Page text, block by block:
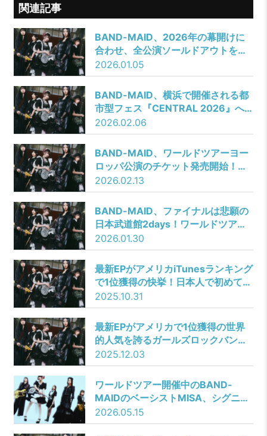
関連記事
BAND-MAID、2026年の幕開けに
合わせ、全公演ソールドアウトを記
録した『BAND-MAID TOUR
2025』ツアーファイナル公演より
「without holding back」お給仕(ラ
イブ)映像を公開！ワールドツアー開
催に先駆け全世界からの絶賛コメン
ト殺到！
2026.01.05
BAND-MAID、横浜で開催される都
市型フェス『CENTRAL 2026』へ
の初出演が決定！世界を回る
『BAND-MAID WORLD TOUR
2026』の香港公演詳細も発表！
2026.02.06
BAND-MAID、ワールドツアーヨー
ロッパ公演のチケット発売開始！ロ
ンドンでは先行段階でソールドアウ
トにつき、瞬く間に会場のアップグ
レードが決定！
2026.02.13
BAND-MAID、ファイナルは悲願の
日本武道館2days！ワールドツアー
詳細を発表&2027年のライブ休止、
2028年度のライブ再開もアナウンス
（コメントあり）
2026.01.30
最新EPがアメリカiTunesランキング
で1位獲得の快挙！日本人で初めて米
音楽雑誌『NEW NOISE
MAGAZINE』の表紙に登場！これま
で全公演SOLD OUTの全国ツアーフ
ァイナル公演のチケット先行期間は
残りわずか！
2025.10.31
最新EPがアメリカで1位獲得の世界
的人気を誇るガールズロックバンド
BAND-MAID、日本人として初めて
米人気音楽雑誌『OUTBURN』表紙
に小鳩ミク(Gt/Vo.)が登場！全国ツ
アー『BAND-MAID TOUR 2025』
ファイナル公演の全世界配信も決
定！
2025.12.03
ワールドツアー開催中のBAND-
MAIDのベーシストMISA、シグニチ
ャーモデルベース第2弾の発売が決
定！
2026.05.15